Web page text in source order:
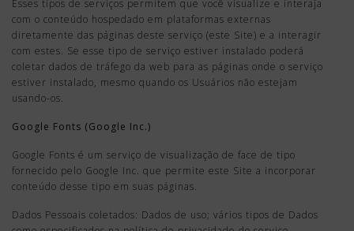
Esses tipos de serviços permitem que você visualize e interaja
com o conteúdo hospedado em plataformas externas
diretamente das páginas deste serviço (este Site) e a interagir
com estes. Se esse tipo de serviço estiver instalado poderá
coletar dados de tráfego da web para as páginas onde o serviço
estiver instalado, mesmo quando os Usuários não estejam
usando-os.
Google Fonts (Google Inc.)
Google Fonts é um serviço de visualização de face de tipo
fornecido pelo Google Inc. que permite este Site a incorporar
conteúdo desse tipo em suas páginas.
Dados Pessoais coletados: Dados de uso; vários tipos de Dados